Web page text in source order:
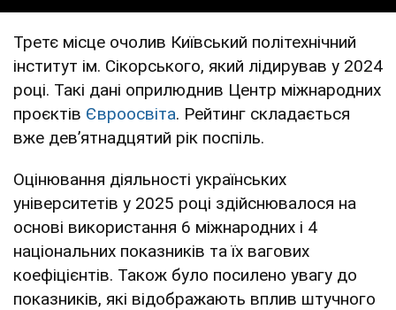
Третє місце очолив Київський політехнічний
інститут ім. Сікорського, який лідирував у 2024
році. Такі дані оприлюднив Центр міжнародних
проєктів Євроосвіта. Рейтинг складається
вже девʼятнадцятий рік поспіль.
Оцінювання діяльності українських
університетів у 2025 році здійснювалося на
основі використання 6 міжнародних і 4
національних показників та їх вагових
коефіцієнтів. Також було посилено увагу до
показників, які відображають вплив штучного